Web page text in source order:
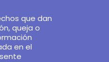
que dan
queja o
en el